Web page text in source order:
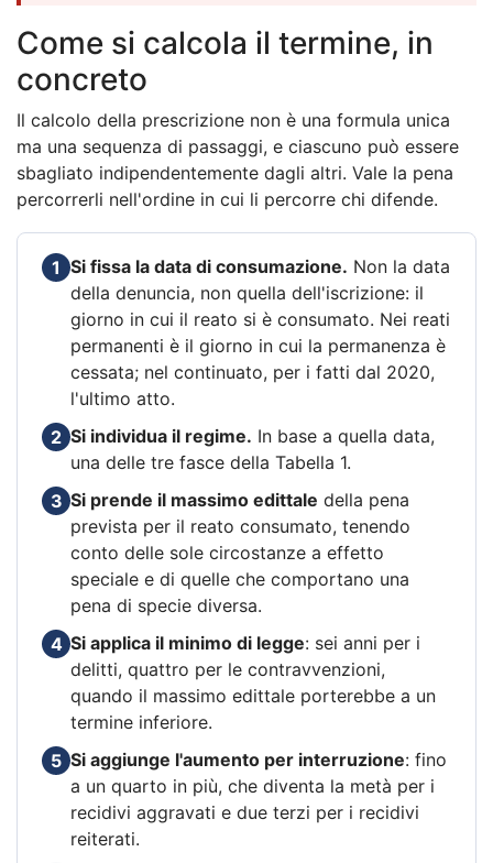
Come si calcola il termine, in
concreto
Il calcolo della prescrizione non è una formula unica
ma una sequenza di passaggi, e ciascuno può essere
sbagliato indipendentemente dagli altri. Vale la pena
percorrerli nell'ordine in cui li percorre chi difende.
1 Si fissa la data di consumazione. Non la data
della denuncia, non quella dell'iscrizione: il
giorno in cui il reato si è consumato. Nei reati
permanenti è il giorno in cui la permanenza è
cessata; nel continuato, per i fatti dal 2020,
l'ultimo atto.
2 Si individua il regime. In base a quella data,
una delle tre fasce della Tabella 1.
3 Si prende il massimo edittale della pena
prevista per il reato consumato, tenendo
conto delle sole circostanze a effetto
speciale e di quelle che comportano una
pena di specie diversa.
4 Si applica il minimo di legge: sei anni per i
delitti, quattro per le contravvenzioni,
quando il massimo edittale porterebbe a un
termine inferiore.
5 Si aggiunge l'aumento per interruzione: fino
a un quarto in più, che diventa la metà per i
recidivi aggravati e due terzi per i recidivi
reiterati.